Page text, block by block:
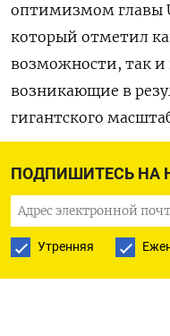
ПОДПИШИТЕСЬ НА
Утренняя
оптимизмом главы
который отметил
возможности, так
возникающие в
гигантского
Несколько
акциями UBS,
UBS приобрел
некоторые даже